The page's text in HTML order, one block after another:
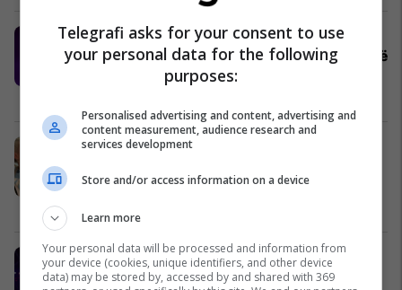
Presidenti i FIFA-s nuk përmbahet
ndaj kritikëve: Urrejtja ju verboi gjatë
Kupës së Botës
Gruaja e reprezentuesit argjentinas
bashkëlojtarët për Kupën e Botës
“Më falni të gjithë, nuk ju bëra
krenar”, Kristian Prenga reagon pas
Telegrafi asks for your consent to use
your personal data for the following
purposes:
Personalised advertising and content, advertising and
content measurement, audience research and
services development
Store and/or access information on a device
Learn more
Your personal data will be processed and information from
your device (cookies, unique identifiers, and other device
data) may be stored by, accessed by and shared with 369